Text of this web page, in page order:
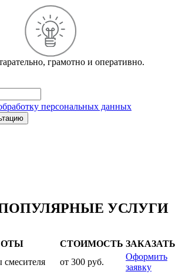
грамотно и оперативно.
персональных данных
УСЛУГИ
СТОИМОСТЬ ЗАКАЗАТЬ
смесителя
от 300 руб.
Оформить
заявку